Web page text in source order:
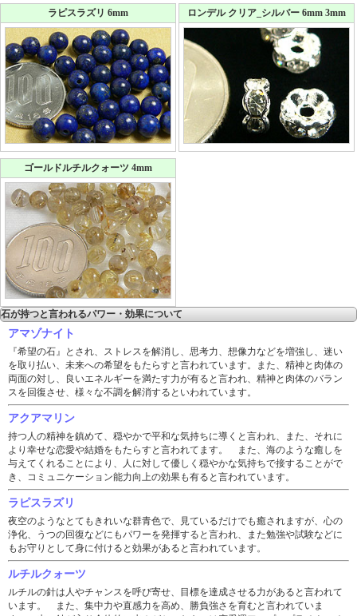
ラピスラズリ 6mm ロンデル クリア_シルバー 6mm 3mm
ゴールドルチルクォーツ 4mm
石が持つと言われるパワー・効果について
アマゾナイト
『希望の石』とされ、ストレスを解消し、思考力、想像力などを増強し、迷い
を取り払い、未来への希望をもたらすと言われています。また、精神と肉体の
両面の対し、良いエネルギーを満たす力が有ると言われ、精神と肉体のバラン
スを回復させ、様々な不調を解消するといわれています。
アクアマリン
持つ人の精神を鎮めて、穏やかで平和な気持ちに導くと言われ、また、それに
より幸せな恋愛や結婚をもたらすと言われてます。 また、海のような癒しを
与えてくれることにより、人に対して優しく穏やかな気持ちで接することがで
き、コミュニケーション能力向上の効果も有ると言われています。
ラピスラズリ
夜空のようなとてもきれいな群青色で、見ているだけでも癒されますが、心の
浄化、うつの回復などにもパワーを発揮すると言われ、また勉強や試験などに
もお守りとして身に付けると効果があると言われています。
ルチルクォーツ
ルチルの針は人やチャンスを呼び寄せ、目標を達成させる力があると言われて
います。 また、集中力や直感力を高め、勝負強さを育むと言われていま